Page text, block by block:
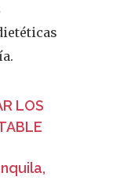
LOS